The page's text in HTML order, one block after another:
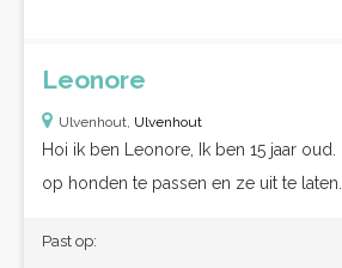
Leonore
Ulvenhout, Ulvenhout
Hoi ik ben Leonore, Ik ben 15 jaar
op honden te passen en ze uit te laten....
Past op: